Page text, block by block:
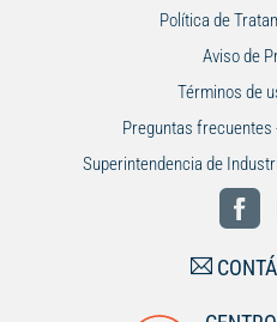
Política de
Aviso de
Términos de
Preguntas
Superintendencia de